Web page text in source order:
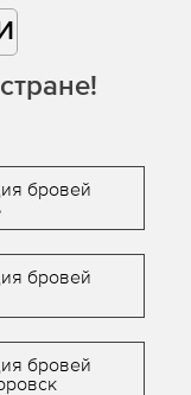
бровей
бровей
бровей